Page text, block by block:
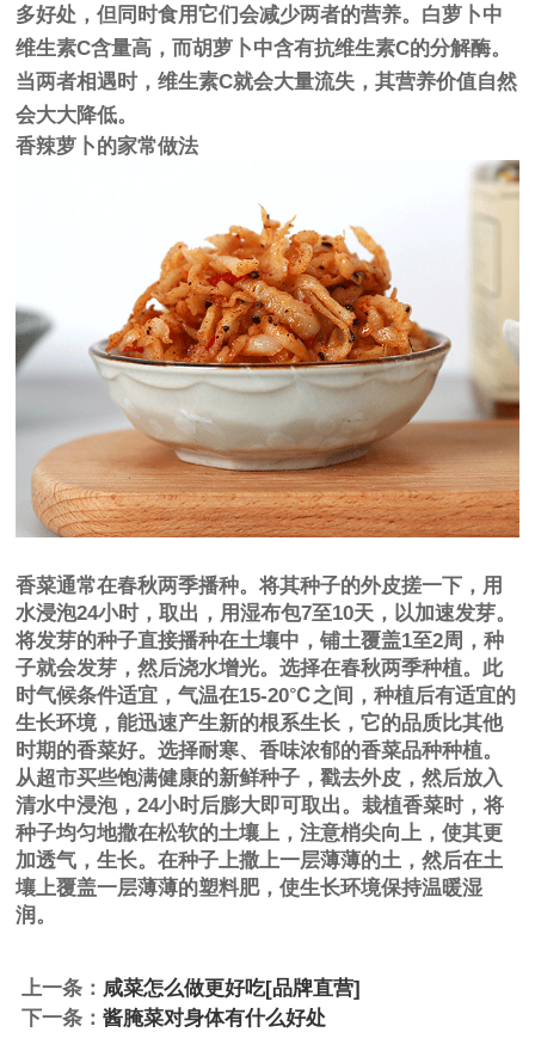
多好处，但同时食用它们会减少两者的营养。白萝卜中
维生素C含量高，而胡萝卜中含有抗维生素C的分解酶。
当两者相遇时，维生素C就会大量流失，其营养价值自然
会大大降低。
香辣萝卜的家常做法
香菜通常在春秋两季播种。将其种子的外皮搓一下，用
水浸泡24小时，取出，用湿布包7至10天，以加速发芽。
将发芽的种子直接播种在土壤中，铺土覆盖1至2周，种
子就会发芽，然后浇水增光。选择在春秋两季种植。此
时气候条件适宜，气温在15-20℃之间，种植后有适宜的
生长环境，能迅速产生新的根系生长，它的品质比其他
时期的香菜好。选择耐寒、香味浓郁的香菜品种种植。
从超市买些饱满健康的新鲜种子，戳去外皮，然后放入
清水中浸泡，24小时后膨大即可取出。栽植香菜时，将
种子均匀地撒在松软的土壤上，注意梢尖向上，使其更
加透气，生长。在种子上撒上一层薄薄的土，然后在土
壤上覆盖一层薄薄的塑料肥，使生长环境保持温暖湿
润。
上一条： 咸菜怎么做更好吃[品牌直营]
下一条： 酱腌菜对身体有什么好处